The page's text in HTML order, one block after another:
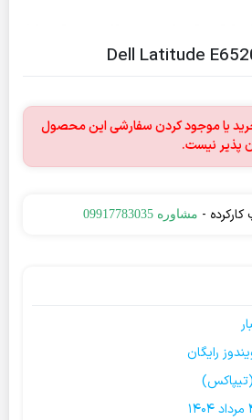
یا موجود کردن سفارشی این محصول
پذیر نیست.
- مشاوره 09917783035
رایگان
(تیپاکس)